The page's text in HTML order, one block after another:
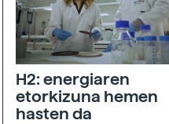
H2: energiaren
etorkizuna hemen
hasten da